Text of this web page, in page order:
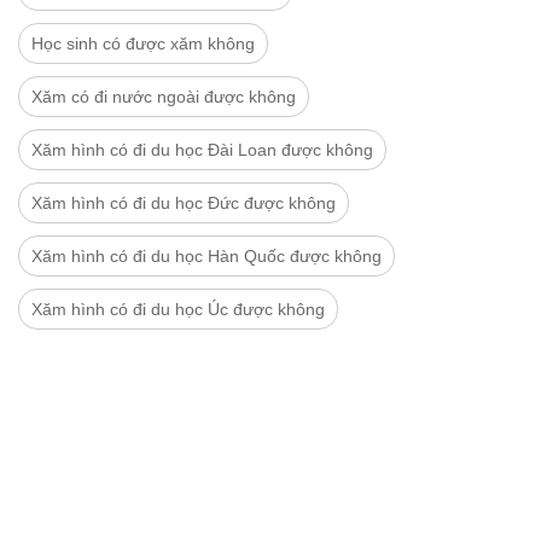
Học sinh có được xăm không
Xăm có đi nước ngoài được không
Xăm hình có đi du học Đài Loan được không
Xăm hình có đi du học Đức được không
Xăm hình có đi du học Hàn Quốc được không
Xăm hình có đi du học Úc được không